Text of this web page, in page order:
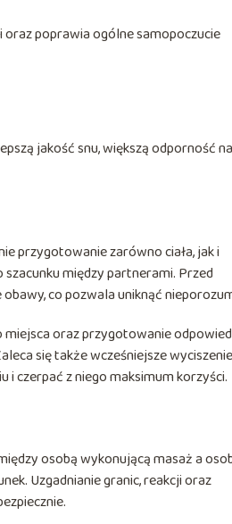
oraz poprawia ogólne samopoczucie
jakość snu, większą odporność na
przygotowanie zarówno ciała, jak i
między partnerami. Przed
co pozwala uniknąć
oraz przygotowanie
się także wcześniejsze wyciszenie
i czerpać z niego maksimum korzyści.
osobą wykonującą masaż a
Uzgadnianie granic, reakcji oraz